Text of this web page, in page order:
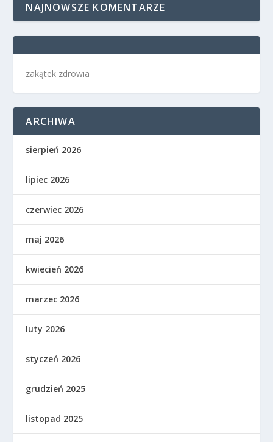
NAJNOWSZE KOMENTARZE
zakątek zdrowia
ARCHIWA
sierpień 2026
lipiec 2026
czerwiec 2026
maj 2026
kwiecień 2026
marzec 2026
luty 2026
styczeń 2026
grudzień 2025
listopad 2025